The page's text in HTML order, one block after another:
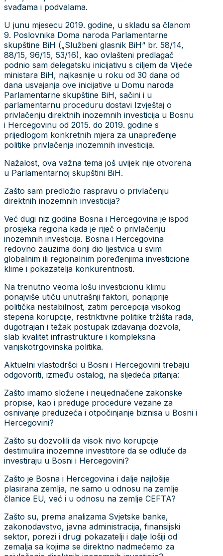
svađama i podvalama.
U junu mjesecu 2019. godine, u skladu sa članom
9. Poslovnika Doma naroda Parlamentarne
skupštine BiH („Službeni glasnik BiH“ br. 58/14,
88/15, 96/15, 53/16), kao ovlašteni predlagač
podnio sam delegatsku inicijativu s ciljem da Vijeće
ministara BiH, najkasnije u roku od 30 dana od
dana usvajanja ove inicijative u Domu naroda
Parlamentarne skupštine BiH, sačini i u
parlamentarnu proceduru dostavi Izvještaj o
privlačenju direktnih inozemnih investicija u Bosnu
i Hercegovinu od 2015. do 2019. godine s
prijedlogom konkretnih mjera za unapređenje
politike privlačenja inozemnih investicija.
Nažalost, ova važna tema još uvijek nije otvorena
u Parlamentarnoj skupštini BiH.
Zašto sam predložio raspravu o privlačenju
direktnih inozemnih investicija?
Već dugi niz godina Bosna i Hercegovina je ispod
prosjeka regiona kada je riječ o privlačenju
inozemnih investicija. Bosna i Hercegovina
redovno zauzima donji dio ljestvica u svim
globalnim ili regionalnim poređenjima investicione
klime i pokazatelja konkurentnosti.
Na trenutno veoma lošu investicionu klimu
ponajviše utiču unutrašnji faktori, ponajprije
politička nestabilnost, zatim percepcija visokog
stepena korupcije, restriktivne politike tržišta rada,
dugotrajan i težak postupak izdavanja dozvola,
slab kvalitet infrastrukture i kompleksna
vanjskotrgovinska politika.
Aktuelni vlastodršci u Bosni i Hercegovini trebaju
odgovoriti, između ostalog, na sljedeća pitanja:
Zašto imamo složene i neujednačene zakonske
propise, kao i preduge procedure vezane za
osnivanje preduzeća i otpočinjanje biznisa u Bosni i
Hercegovini?
Zašto su dozvolili da visok nivo korupcije
destimulira inozemne investitore da se odluče da
investiraju u Bosni i Hercegovini?
Zašto je Bosna i Hercegovina i dalje najlošije
plasirana zemlja, ne samo u odnosu na zemlje
članice EU, već i u odnosu na zemlje CEFTA?
Zašto su, prema analizama Svjetske banke,
zakonodavstvo, javna administracija, finansijski
sektor, porezi i drugi pokazatelji i dalje lošiji od
zemalja sa kojima se direktno nadmećemo za